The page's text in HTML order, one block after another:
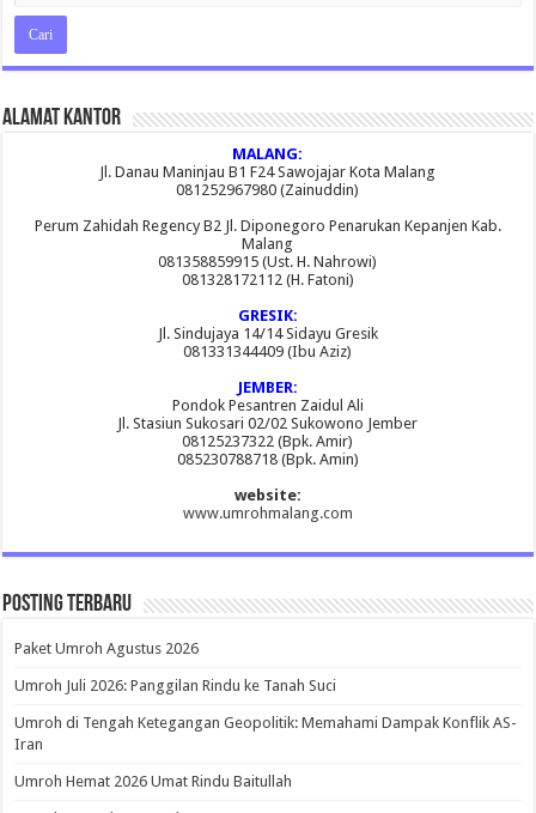
Alamat Kantor
MALANG:
Jl. Danau Maninjau B1 F24 Sawojajar Kota Malang
081252967980 (Zainuddin)
Perum Zahidah Regency B2 Jl. Diponegoro Penarukan Kepanjen Kab.
Malang
081358859915 (Ust. H. Nahrowi)
081328172112 (H. Fatoni)
GRESIK:
Jl. Sindujaya 14/14 Sidayu Gresik
081331344409 (Ibu Aziz)
JEMBER:
Pondok Pesantren Zaidul Ali
Jl. Stasiun Sukosari 02/02 Sukowono Jember
08125237322 (Bpk. Amir)
085230788718 (Bpk. Amin)
website:
www.umrohmalang.com
Posting Terbaru
Paket Umroh Agustus 2026
Umroh Juli 2026: Panggilan Rindu ke Tanah Suci
Umroh di Tengah Ketegangan Geopolitik: Memahami Dampak Konflik AS-
Iran
Umroh Hemat 2026 Umat Rindu Baitullah